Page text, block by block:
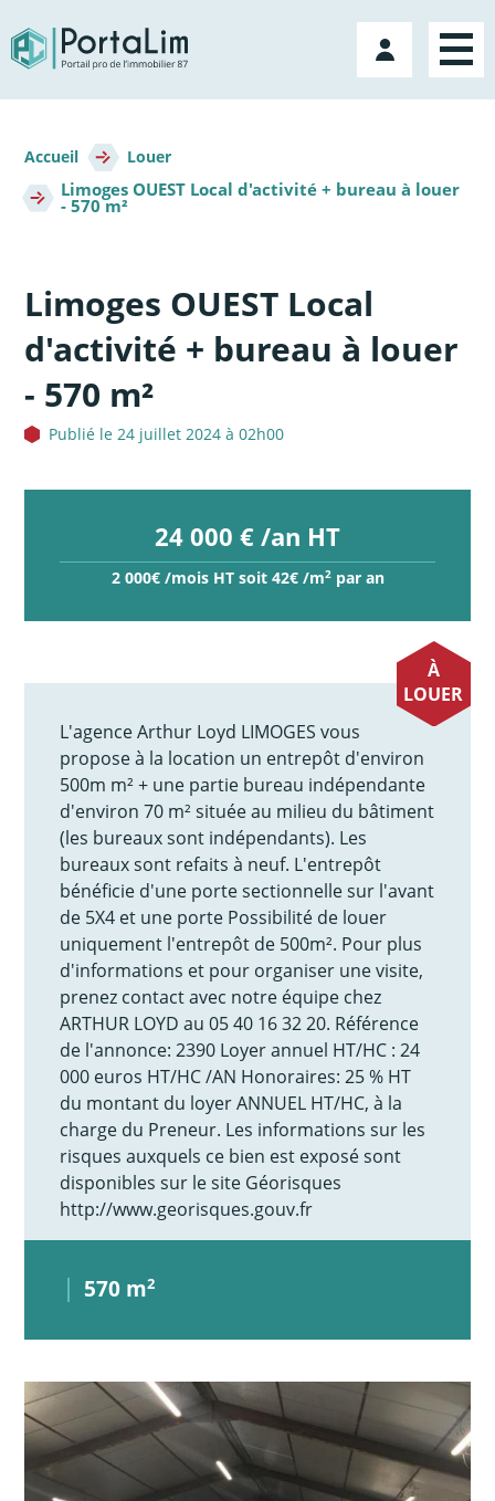
directement
au
contenu
Mon
compte
d'Ariane
Accueil Louer
Limoges OUEST Local d'activité + bureau à louer
- 570 m²
Limoges OUEST Local
d'activité + bureau à louer
- 570 m²
Publié le 24 juillet 2024 à 02h00
24 000 € /an HT
2 000€ /mois HT soit 42€ /m2par an
À
LOUER
L'agence Arthur Loyd LIMOGES vous
propose à la location un entrepôt d'environ
500m m² + une partie bureau indépendante
d'environ 70 m² située au milieu du bâtiment
(les bureaux sont indépendants). Les
bureaux sont refaits à neuf. L'entrepôt
bénéficie d'une porte sectionnelle sur l'avant
de 5X4 et une porte Possibilité de louer
uniquement l'entrepôt de 500m². Pour plus
d'informations et pour organiser une visite,
prenez contact avec notre équipe chez
ARTHUR LOYD au 05 40 16 32 20. Référence
de l'annonce: 2390 Loyer annuel HT/HC : 24
000 euros HT/HC /AN Honoraires: 25 % HT
du montant du loyer ANNUEL HT/HC, à la
charge du Preneur. Les informations sur les
risques auxquels ce bien est exposé sont
disponibles sur le site Géorisques
http://www.georisques.gouv.fr
570 m2